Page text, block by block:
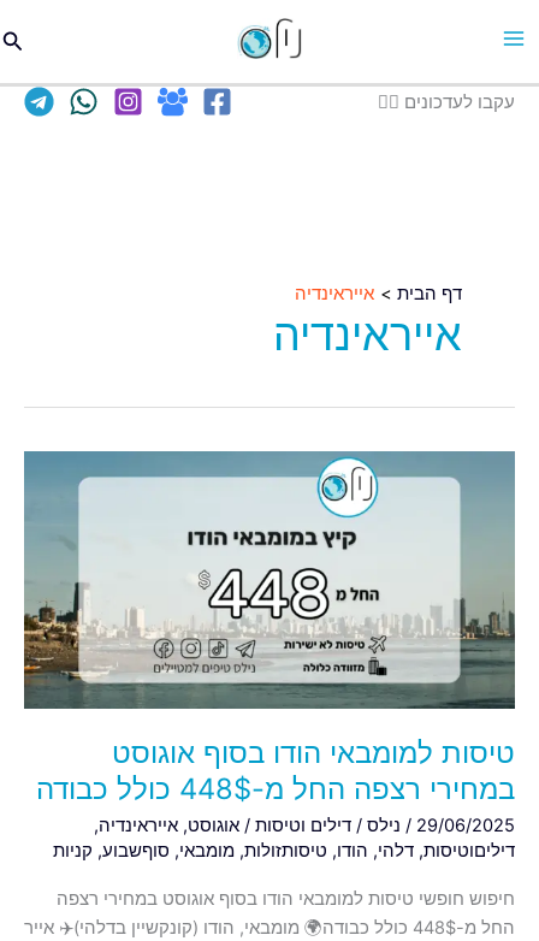
עקבו לעדכונים 👈🏽
דף הבית אייראינדיה
אייראינדיה
טיסות למומבאי הודו בסוף אוגוסט
במחירי רצפה החל מ-448$ כולל כבודה
29/06/2025
/ נילס/דילים וטיסות/אוגוסט,אייראינדיה,
דיליםוטיסות,דלהי,הודו,טיסותזולות,מומבאי,סוףשבוע,קניות
חיפוש חופשי טיסות למומבאי הודו בסוף אוגוסט במחירי רצפה
החל מ-448$ כולל כבודה🌍 מומבאי, הודו (קונקשיין בדלהי)✈️ אייר
במחירי
רצפה
החל
מ-448$
כבודה